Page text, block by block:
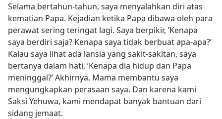
Selama bertahun-tahun, saya menyalahkan diri atas
kematian Papa. Kejadian ketika Papa dibawa oleh para
perawat sering teringat lagi. Saya berpikir, ’Kenapa
saya berdiri saja? Kenapa saya tidak berbuat apa-apa?’
Kalau saya lihat ada lansia yang sakit-sakitan, saya
bertanya dalam hati, ’Kenapa dia hidup dan Papa
meninggal?’ Akhirnya, Mama membantu saya
mengungkapkan perasaan saya. Dan karena kami
Saksi Yehuwa, kami mendapat banyak bantuan dari
sidang jemaat.